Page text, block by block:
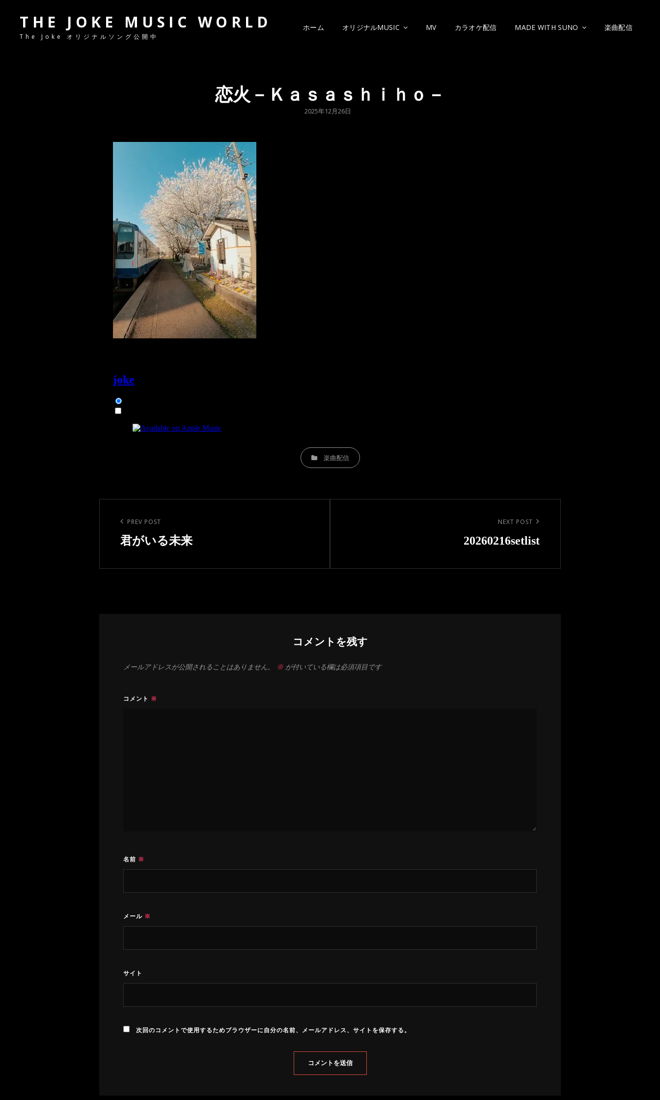
THE JOKE MUSIC WORLD
The Joke オリジナルソング公開中
ホーム オリジナルMUSIC MV カラオケ配信 MADE WITH SUNO 楽曲配信
恋火－Ｋａｓａｓｈｉｈｏ－
POSTED
2025年12月26日
CATEGORIES楽曲配信
ゲ
Previous
Post
PREV POST
君がいる未来
NEXT POST
20260216setlist
コメントを残す
メールアドレスが公開されることはありません。 ※が付いている欄は必須項目です
コメント ※
名前 ※
メール ※
サイト
次回のコメントで使用するためブラウザーに自分の名前、メールアドレス、サイトを保存する。